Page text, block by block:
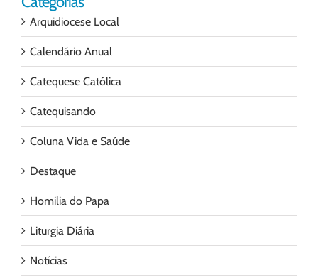
Arquidiocese Local
Calendário Anual
Catequese Católica
Catequisando
Coluna Vida e Saúde
Destaque
Homilia do Papa
Liturgia Diária
Notícias